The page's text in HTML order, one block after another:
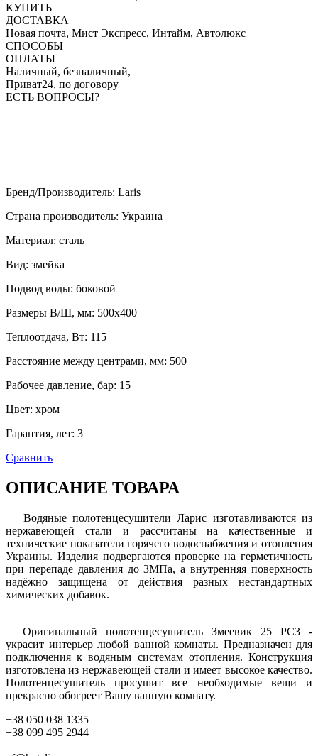
КУПИТЬ
ДОСТАВКА
Новая почта, Мист Экспресс, Интайм, Автолюкс
СПОСОБЫ
ОПЛАТЫ
Наличный, безналичный,
Приват24, по договору
ЕСТЬ ВОПРОСЫ?
Бренд/Производитель: Laris
Страна производитель: Украина
Материал: сталь
Вид: змейка
Подвод воды: боковой
Размеры В/Ш, мм: 500х400
Теплоотдача, Вт: 115
Расстояние между центрами, мм: 500
Рабочее давление, бар: 15
Цвет: хром
Гарантия, лет: 3
Сравнить
ОПИСАНИЕ ТОВАРА
Водяные полотенцесушители Ларис изготавливаются из
нержавеющей стали и рассчитаны на качественные и
технические показатели горячего водоснабжения и отопления
Украины. Изделия подвергаются проверке на герметичность
при перепаде давления до 3МПа, а внутренняя поверхность
надёжно защищена от действия разных нестандартных
химических добавок.
Оригинальный полотенцесушитель Змеевик 25 РС3 -
украсит интерьер любой ванной комнаты. Предназначен для
подключения к водяным системам отопления. Конструкция
изготовлена из нержавеющей стали и имеет высокое качество.
Полотенцесушитель просушит все необходимые вещи и
прекрасно обогреет Вашу ванную комнату.
+38 050 038 1335
+38 099 495 2944